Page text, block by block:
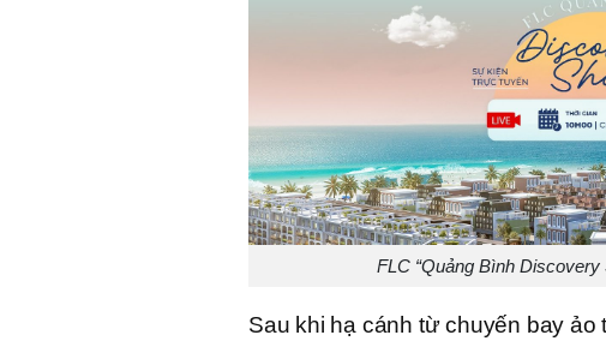
FLC “Quảng Bình
Sau khi hạ cánh từ chuyến bay